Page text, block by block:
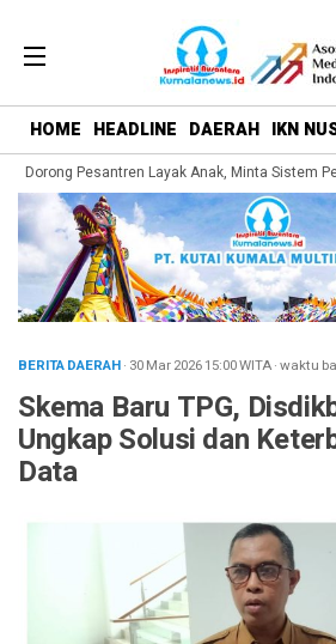
HOME HEADLINE DAERAH IKN
Dorong Pesantren Layak Anak, Minta Sistem
BERITA DAERAH· 30 Mar 202615:00WITA·waktu
Skema Baru TPG,
Ungkap Solusi dan
Data